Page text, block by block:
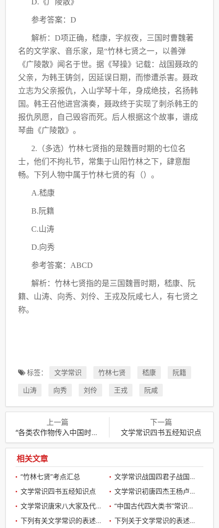
D.《广陵散》
参考答案：D
解析：D项正确，嵇康，字叔夜，三国时曹魏著
名的文学家、音乐家，是“竹林七贤之一，以善弹
《广陵散》闻名于世。据《琴操》记载：战国聂政的
父亲，为韩王铸剑，因延误日期，而惨遭杀害。聂政
立志为父亲报仇，入山学琴十年，身成绝技，名扬韩
国。韩王召他进宫演奏，聂政终于实现了刺杀韩王的
报仇夙愿，自己毁容而死。后人根据这个故事，谱成
琴曲《广陵散》。
2.（多选）竹林七贤指的是魏晋时期的七位名
士，他们不拘礼节，常集于山阳竹林之下，肆意酣
畅。下列人物中属于竹林七贤的有（）。
A.嵇康
B.阮籍
C.山涛
D.向秀
参考答案：ABCD
解析：竹林七贤指的是三国魏晋时期，嵇康、阮
籍、山涛、向秀、刘伶、王戎及阮咸七人，有七贤之
称。
标签： 文学常识 竹林七贤 嵇康
阮籍
山涛
向秀 刘伶 王戎 阮咸
上一篇
“各类农作物传入中国时间表”考点汇总
下一篇
文学常识四书五经知识点
相关文章
“竹林七贤”考点汇总
文学常识战国四君子战国四公子知识点
文学常识四书五经知识点
文学常识初唐四杰王杨卢骆及其著作有关知识点
文学常识唐宋八大家及代表作知识点
“中国古代四大类书”常识知识点和考点汇总
下列有关文学常识的表述不正确的是（）。
下列关于文学常识的表述，错误的是：( )